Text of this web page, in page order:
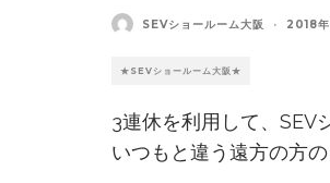
SEVショールーム大阪 · 2018
★SEVショールーム大阪★
3連休を利用して、SEV
いつもと違う遠方の方の